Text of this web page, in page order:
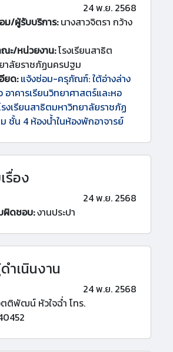
24 พ.ย. 2568
ม/ผู้รับบริการ:นางสาวจิตรา กว้าง
ะ/หน่วยงาน:โรงเรียนสาธิต
าลัยราชภัฏนครปฐม
ยด: แจ้งซ่อม-ครุภัณฑ์: ใต้อ่างล่าง
อาคารเรียนวิทยาศาสตร์และหอ
รงเรียนสาธิตมหาวิทยาลัยราชภัฏ
ชั้น 4 ห้องน้ำในห้องพักอาจารย์
รื่อง
24 พ.ย. 2568
ผิดชอบ:งานประปา
ำเนินงาน
24 พ.ย. 2568
ตติพัฒน์ หัวใจฉ่ำ โทร.